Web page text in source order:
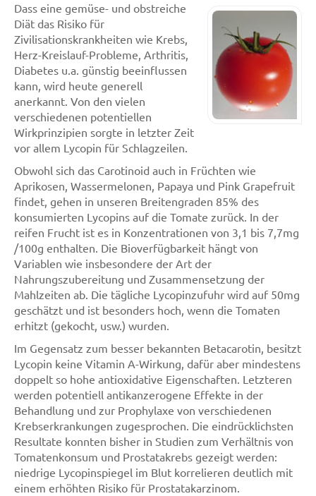
Dass eine gemüse- und obstreiche
Diät das Risiko für
Zivilisationskrankheiten wie Krebs,
Herz-Kreislauf-Probleme, Arthritis,
Diabetes u.a. günstig beeinflussen
kann, wird heute generell
anerkannt. Von den vielen
verschiedenen potentiellen
Wirkprinzipien sorgte in letzter Zeit
vor allem Lycopin für Schlagzeilen.
Obwohl sich das Carotinoid auch in Früchten wie
Aprikosen, Wassermelonen, Papaya und Pink Grapefruit
findet, gehen in unseren Breitengraden 85% des
konsumierten Lycopins auf die Tomate zurück. In der
reifen Frucht ist es in Konzentrationen von 3,1 bis 7,7mg
/100g enthalten. Die Bioverfügbarkeit hängt von
Variablen wie insbesondere der Art der
Nahrungszubereitung und Zusammensetzung der
Mahlzeiten ab. Die tägliche Lycopinzufuhr wird auf 50mg
geschätzt und ist besonders hoch, wenn die Tomaten
erhitzt (gekocht, usw.) wurden.
Im Gegensatz zum besser bekannten Betacarotin, besitzt
Lycopin keine Vitamin A-Wirkung, dafür aber mindestens
doppelt so hohe antioxidative Eigenschaften. Letzteren
werden potentiell antikanzerogene Effekte in der
Behandlung und zur Prophylaxe von verschiedenen
Krebserkrankungen zugesprochen. Die eindrücklichsten
Resultate konnten bisher in Studien zum Verhältnis von
Tomatenkonsum und Prostatakrebs gezeigt werden:
niedrige Lycopinspiegel im Blut korrelieren deutlich mit
einem erhöhten Risiko für Prostatakarzinom.